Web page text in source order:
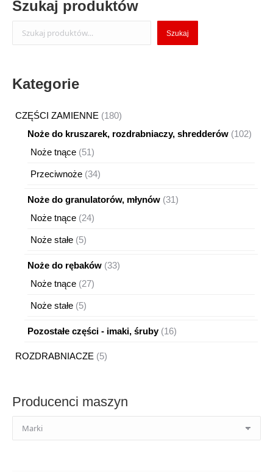
Szukaj produktów
Szukaj
Kategorie
CZĘŚCI ZAMIENNE 180180
produktów
Noże do kruszarek, rozdrabniaczy, shredderów 102102
Noże tnące 5151
Przeciwnoże 3434
Noże do granulatorów, młynów 3131
Noże tnące 2424
Noże stałe 55
Noże do rębaków 3333
Noże tnące 2727
Noże stałe 55
Pozostałe części - imaki, śruby 1616
ROZDRABNIACZE
55
Producenci maszyn